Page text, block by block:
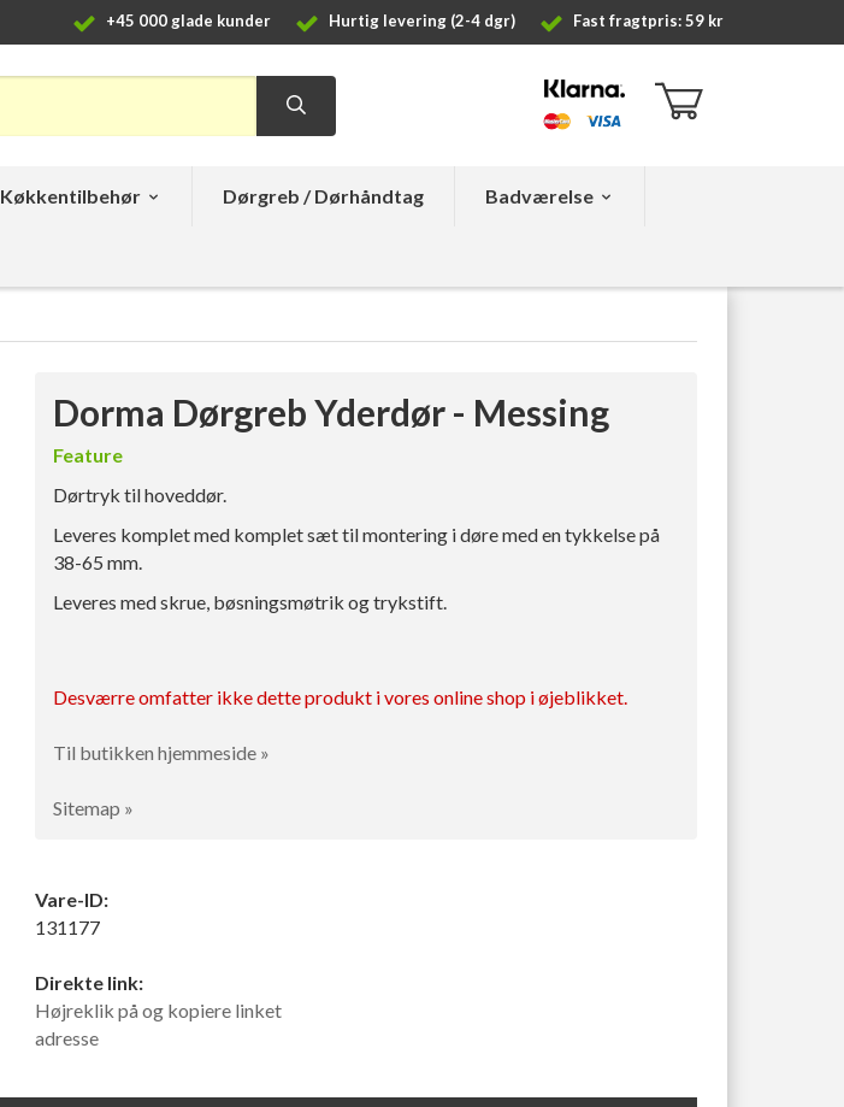
+45 000 glade kunder Hurtig levering (2-4 dgr) Fast fragtpris: 59 kr
Køkkentilbehør Dørgreb / Dørhåndtag Badværelse
Dorma Dørgreb Yderdør - Messing
Feature
Dørtryk til hoveddør.
Leveres komplet med komplet sæt til montering i døre med en tykkelse på
38-65 mm.
Leveres med skrue, bøsningsmøtrik og trykstift.
Desværre omfatter ikke dette produkt i vores online shop i øjeblikket.
Til butikken hjemmeside »
Sitemap »
Vare-ID:
131177
Direkte link:
Højreklik på og kopiere linket
adresse